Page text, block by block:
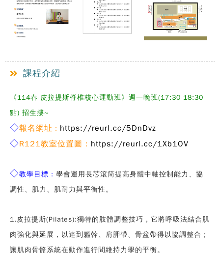
課程介紹
《114春-皮拉提斯脊椎核心運動班》週一晚班(17:30-18:30
點) 招生摟~
◇報名網址 ： https://reurl.cc/5DnDvz
◇R121教室位置圖： https://reurl.cc/1Xb1OV
◇教學目標： 學會運用長芯滾筒提高身體中軸控制能力、協
調性、肌力、肌耐力與平衡性。
1.皮拉提斯(Pilates):獨特的肢體調整技巧，它將呼吸法結合肌
肉強化與延展，以達到軀幹、肩胛帶、骨盆帶得以協調整合；
讓肌肉骨骼系統在動作進行間維持力學的平衡。